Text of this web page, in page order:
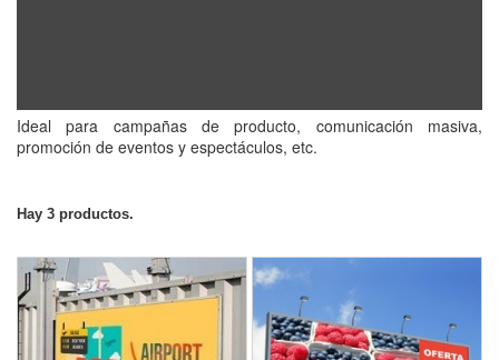
Ideal para campañas de producto, comunicación masiva,
promoción de eventos y espectáculos, etc.
Hay 3 productos.